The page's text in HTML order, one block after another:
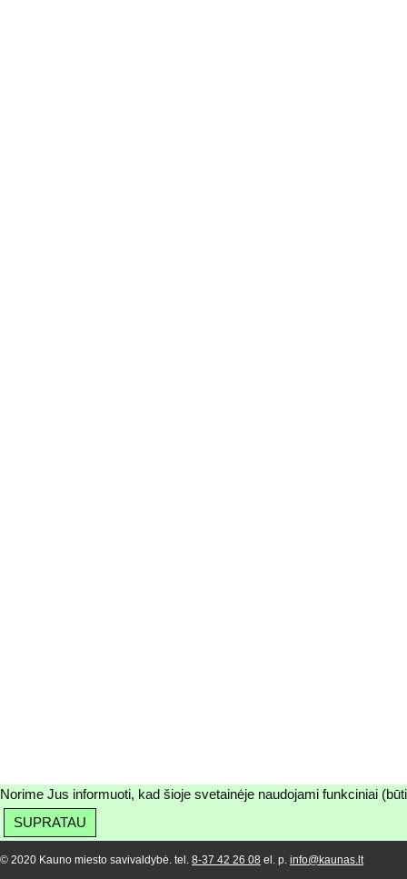
Norime Jus informuoti, kad šioje svetainėje naudojami funkciniai
SUPRATAU
© 2020 Kauno miesto savivaldybė. tel. 8-37 42 26 08 el. p. info@kaunas.lt